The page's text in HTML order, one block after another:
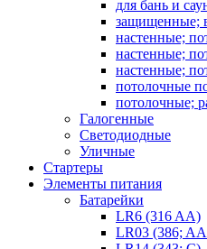
для бань и
защищенные;
настенные;
настенные;
настенные;
потолочные
потолочные;
Галогенные
Светодиодные
Уличные
Стартеры
Элементы питания
Батарейки
LR6 (316 AA)
LR03 (386;